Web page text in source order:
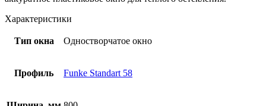
Характеристики
Тип окна Одностворчатое окно
Профиль Funke Standart 58